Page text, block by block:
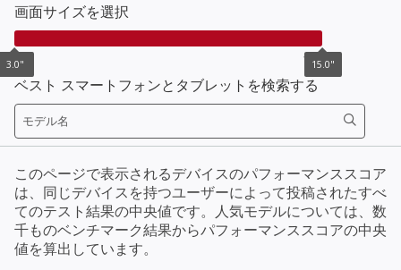
画面サイズを選択
3.0" 15.0"
3.0" 15.0"
ベスト スマートフォンとタブレットを検索する
このページで表示されるデバイスのパフォーマンススコア
は、同じデバイスを持つユーザーによって投稿されたすべ
てのテスト結果の中央値です。人気モデルについては、数
千ものベンチマーク結果からパフォーマンススコアの中央
値を算出しています。